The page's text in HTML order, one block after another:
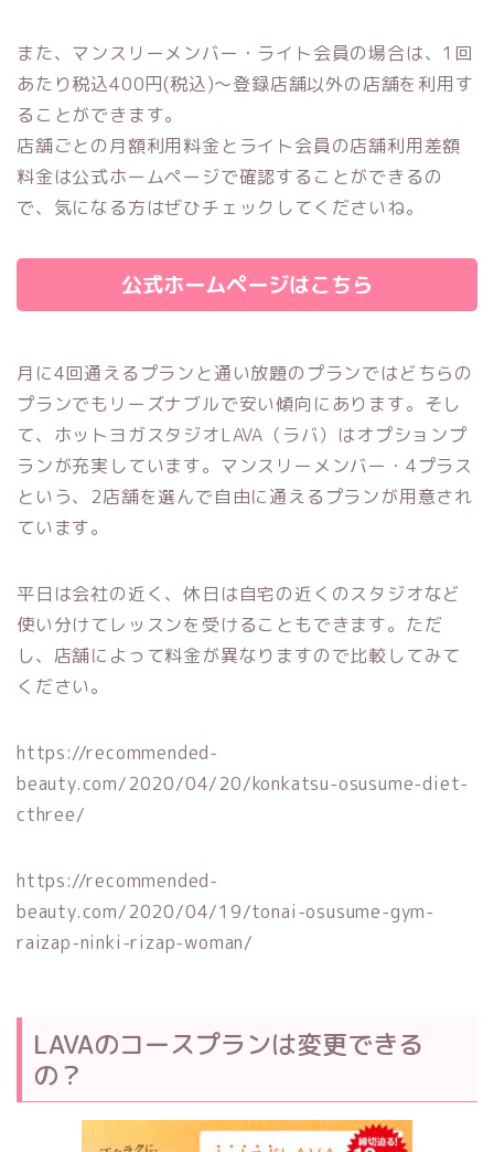
また、マンスリーメンバー・ライト会員の場合は、1回
あたり税込400円(税込)～登録店舗以外の店舗を利用す
ることができます。
店舗ごとの月額利用料金とライト会員の店舗利用差額
料金は公式ホームページで確認することができるの
で、気になる方はぜひチェックしてくださいね。
公式ホームページはこちら
月に4回通えるプランと通い放題のプランではどちらの
プランでもリーズナブルで安い傾向にあります。そし
て、 ホットヨガスタジオLAVA（ラバ） はオプションプ
ランが充実しています。マンスリーメンバー・4プラス
という、2店舗を選んで自由に通えるプランが用意され
ています。
平日は会社の近く、休日は自宅の近くのスタジオなど
使い分けてレッスンを受けることもできます。ただ
し、店舗によって料金が異なりますので比較してみて
ください。
https://recommended-
beauty.com/2020/04/20/konkatsu-osusume-diet-
cthree/
https://recommended-
beauty.com/2020/04/19/tonai-osusume-gym-
raizap-ninki-rizap-woman/
LAVAのコースプランは変更できる
の？